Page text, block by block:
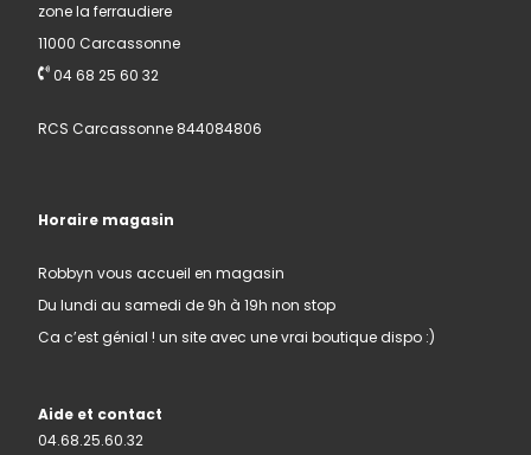
zone la ferraudiere
11000 Carcassonne
04 68 25 60 32
RCS Carcassonne 844084806
Horaire magasin
Robbyn vous accueil en magasin
Du lundi au samedi de 9h à 19h non stop
Ca c’est génial ! un site avec une vrai boutique dispo :)
Aide et contact
04.68.25.60.32